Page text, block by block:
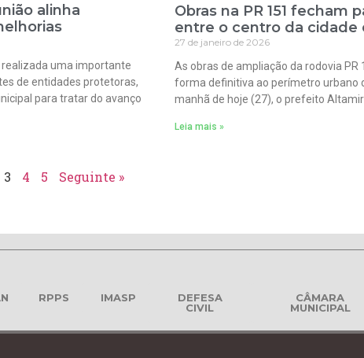
alinha
uma importante
de entidades protetoras,
para tratar do avanço
Obras na PR 151 fecham
entre o centro da cidade
27 de janeiro de 2026
As obras de ampliação da rodovia PR
forma definitiva ao perímetro urbano
manhã de hoje (27), o prefeito Altamir
Leia mais »
3 4 5 Seguinte »
RPPS IMASP
DEFESA
CIVIL
CÂMARA
MUNICIPAL